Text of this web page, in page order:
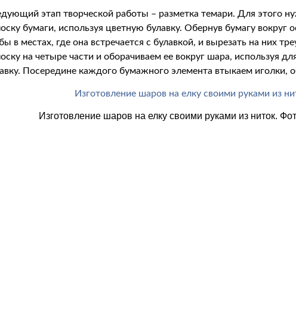
этап творческой работы – разметка темари. Для этого
бумаги, используя цветную булавку. Обернув бумагу вокруг
в местах, где она встречается с булавкой, и вырезать на них
на четыре части и оборачиваем ее вокруг шара, используя
Посередине каждого бумажного элемента втыкаем иголки,
Изготовление шаров на елку своими руками из ниток.